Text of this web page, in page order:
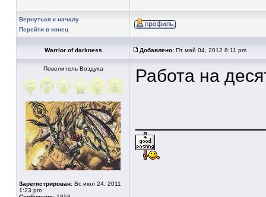
Вернуться к началу
Перейти в конец
Warrior of darkness Добавлено: Пт май 04, 2012 8:11 pm
Повелитель Воздуха
Зарегистрирован: Вс июл 24, 2011
1:23 pm
Работа на